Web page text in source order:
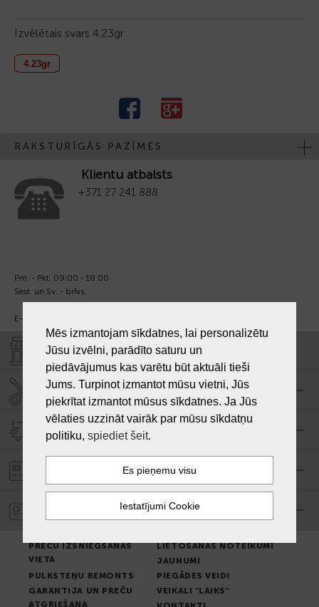
Izvēlētais svars 4.23gr
4.23gr
RAKSTURĪGĀS PAZĪMES
Klientu atbalsts
+371 27 241 888
Pm. - Pkt. 09:00 - 18:00
Sest. un Sv. - brīvs.
E-pasts:
VEIKALI "LAIKS"
SERVISA CENTRS "LAIKS"
PIEGĀDE
PASŪTĪJUMA APMAKSA
GARANTIJA
PREČU IZSNIEGŠANAS
VIETA
LIETOŠANAS NOTEIKUMI
JAUNUMI
PULKSTEŅU REMONTS
PIEGĀDES VEIDI
GARANTIJA UN PREČU
ATGRIEŠANA
VEIKALI "LAIKS"
Mēs izmantojam sīkdatnes, lai personalizētu
Jūsu izvēlni, parādīto saturu un
piedāvājumus kas varētu būt aktuāli tieši
Jums. Turpinot izmantot mūsu vietni, Jūs
piekrītat izmantot mūsus sīkdatnes. Ja Jūs
vēlaties uzzināt vairāk par mūsu sīkdatņu
politiku, spiediet šeit.